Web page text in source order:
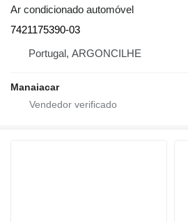
Ar condicionado automóvel
7421175390-03
Portugal, ARGONCILHE
Manaiacar